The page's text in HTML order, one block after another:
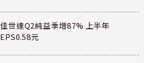
佳世達Q2純益季增87% 上半年
EPS0.58元